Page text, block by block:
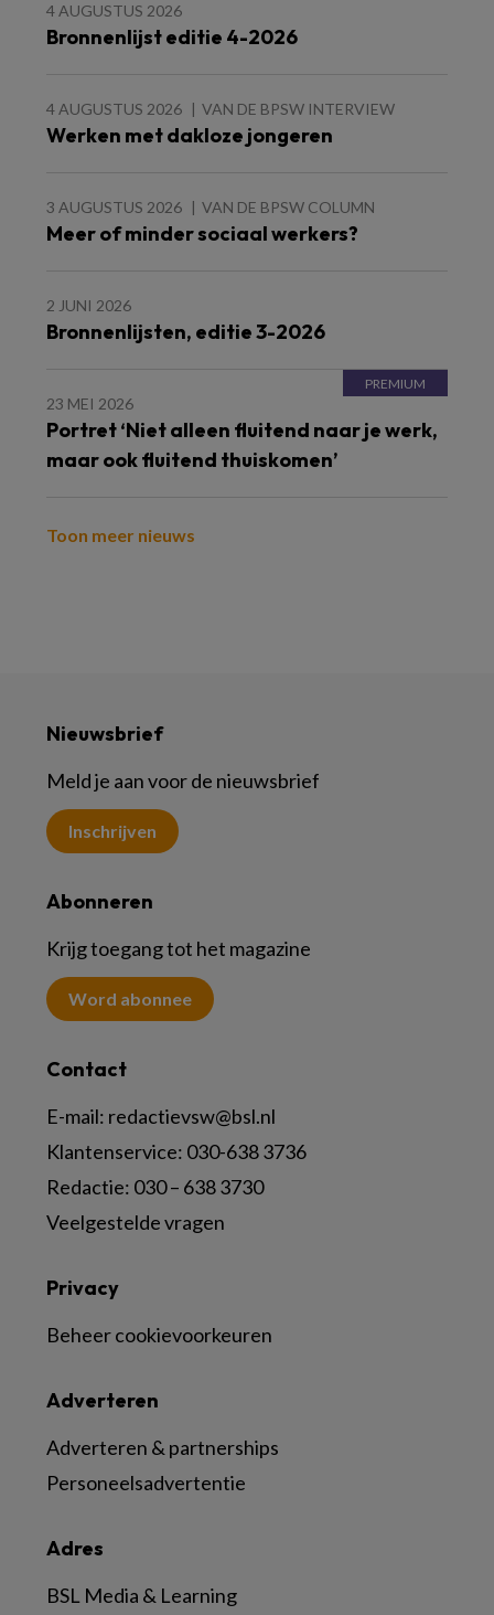
4 AUGUSTUS 2026
Bronnenlijst editie 4-2026
4 AUGUSTUS 2026 VAN DE BPSW INTERVIEW
Werken met dakloze jongeren
3 AUGUSTUS 2026 VAN DE BPSW COLUMN
Meer of minder sociaal werkers?
2 JUNI 2026
Bronnenlijsten, editie 3-2026
23 MEI 2026
Portret ‘Niet alleen fluitend naar je werk,
maar ook fluitend thuiskomen’
Toon meer nieuws
Nieuwsbrief
Meld je aan voor de nieuwsbrief
Inschrijven
Abonneren
Krijg toegang tot het magazine
Word abonnee
Contact
E-mail: redactievsw@bsl.nl
Klantenservice: 030-638 3736
Redactie: 030 – 638 3730
Veelgestelde vragen
Adres
BSL Media & Learning
Adverteren
Adverteren & partnerships
Personeelsadvertentie
Privacy
Beheer cookievoorkeuren